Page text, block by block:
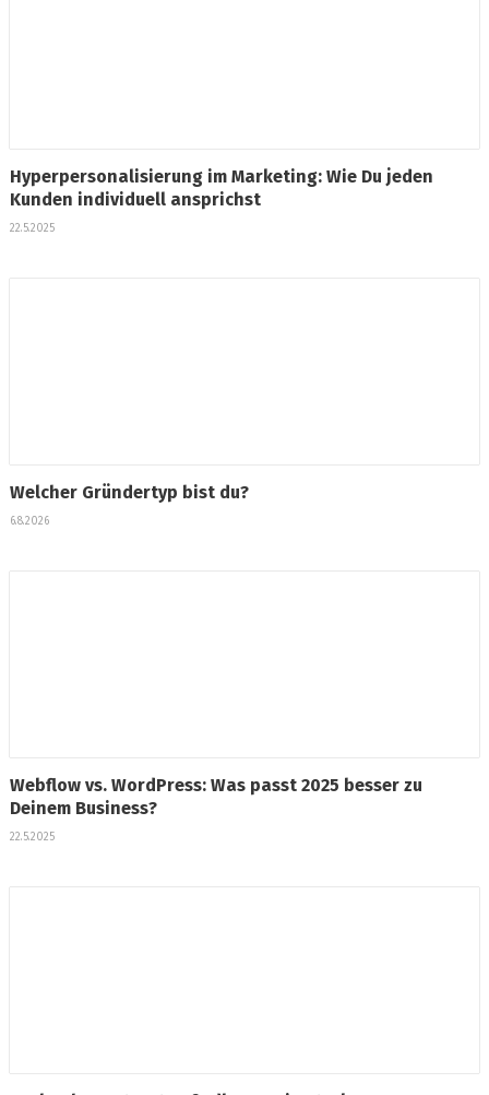
Hyperpersonalisierung im Marketing: Wie Du jeden
Kunden individuell ansprichst
22.5.2025
Welcher Gründertyp bist du?
6.8.2026
Webflow vs. WordPress: Was passt 2025 besser zu
Deinem Business?
22.5.2025